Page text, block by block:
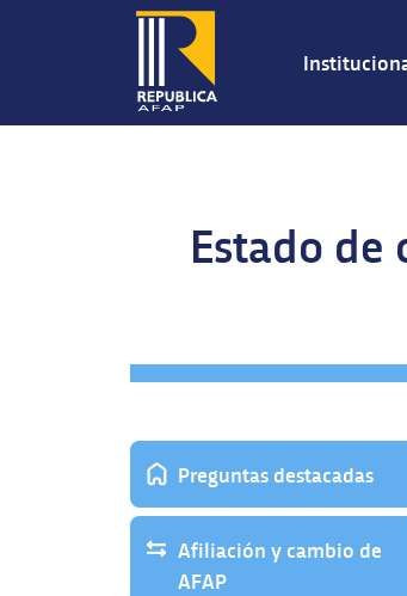
Estado de
Preguntas destacadas
Afiliación y cambio de
AFAP